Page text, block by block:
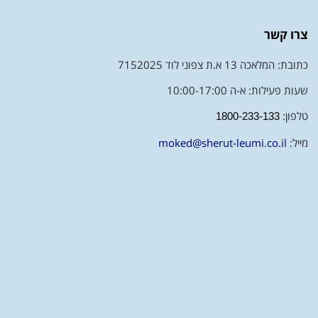
צרו קשר
כתובת: המלאכה 13 א.ת צפוני לוד 7152025
שעות פעילות: א-ה 10:00-17:00
טלפון: 1800-233-133
מייל: moked@sherut-leumi.co.il